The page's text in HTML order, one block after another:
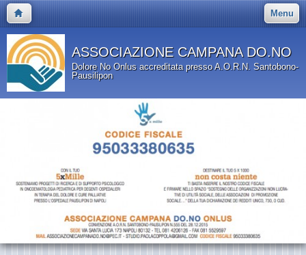
Menu
ASSOCIAZIONE CAMPANA DO.NO
Dolore No Onlus accreditata presso A.O.R.N. Santobono-
Pausilipon